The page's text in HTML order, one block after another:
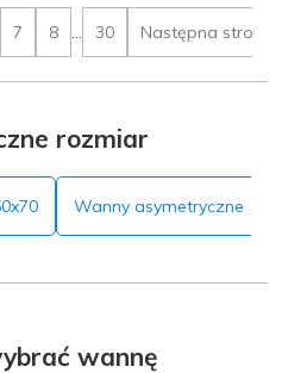
7 8 ... 30 Następna strona
rozmiar
Wanny asymetryczne
wannę